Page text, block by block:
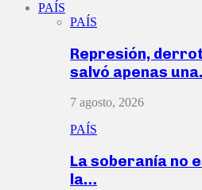
PAÍS
PAÍS
Represión,
salvó apenas
7 agosto, 2026
PAÍS
La soberanía no
la…